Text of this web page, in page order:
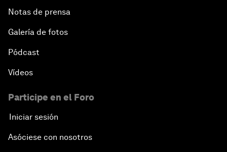
Notas de prensa
Galería de fotos
Pódcast
Vídeos
Participe en el Foro
Iniciar sesión
Asóciese con nosotros